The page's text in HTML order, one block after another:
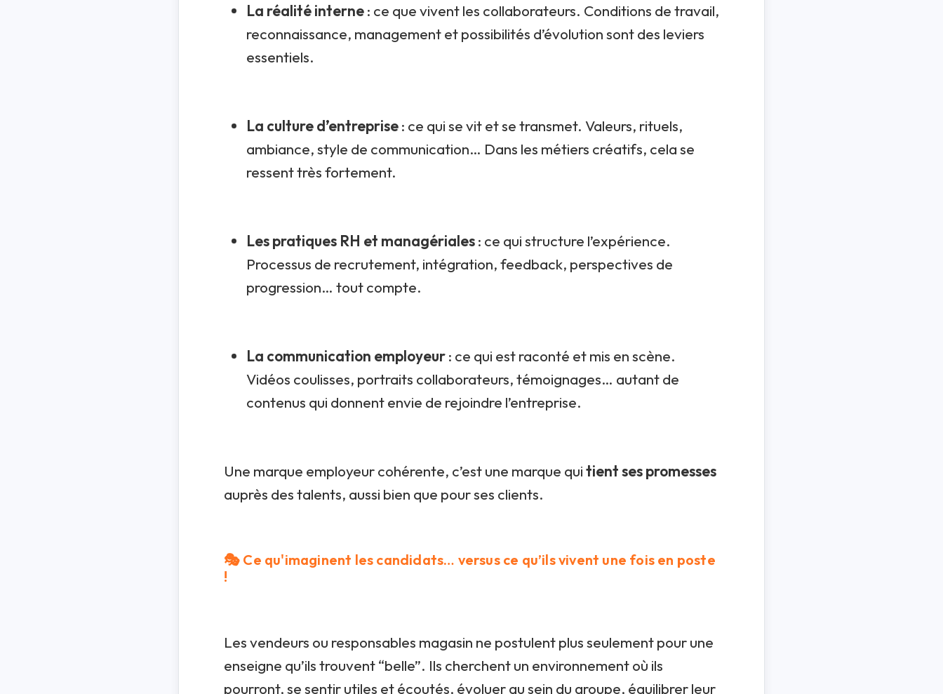
La réalité interne: ce que vivent les collaborateurs. Conditions de travail,
reconnaissance, management et possibilités d’évolution sont des leviers
essentiels.
La culture d’entreprise: ce qui se vit et se transmet. Valeurs, rituels,
ambiance, style de communication… Dans les métiers créatifs, cela se
ressent très fortement.
Les pratiques RH et managériales: ce qui structure l’expérience.
Processus de recrutement, intégration, feedback, perspectives de
progression… tout compte.
La communication employeur: ce qui est raconté et mis en scène.
Vidéos coulisses, portraits collaborateurs, témoignages… autant de
contenus qui donnent envie de rejoindre l’entreprise.
Une marque employeur cohérente, c’est une marque quitient ses promesses
auprès des talents, aussi bien que pour ses clients.
🎭 Ce qu'imaginent les candidats… versus ce qu’ils vivent une fois en poste
!
Les vendeurs ou responsables magasin ne postulent plus seulement pour une
enseigne qu’ils trouvent “belle”. Ils cherchent un environnement où ils
pourront, se sentir utiles et écoutés, évoluer au sein du groupe, équilibrer leur